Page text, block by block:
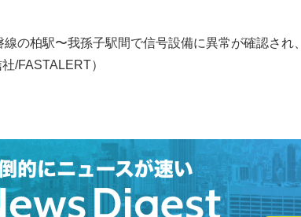
の柏駅〜我孫子駅間で信号設備に異常が確認され、
/FASTALERT）